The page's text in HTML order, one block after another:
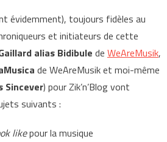
évidemment), toujours fidèles au
et initiateurs de cette
alias Bidibule de WeAreMusik,
de WeAreMusik et moi-même
Sincever) pour Zik’n’Blog vont
suivants :
likepour la musique